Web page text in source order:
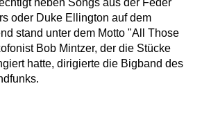
neben Songs aus der Feder
oder Duke Ellington auf dem
stand unter dem Motto "All Those
Bob Mintzer, der die Stücke
hatte, dirigierte die Bigband des